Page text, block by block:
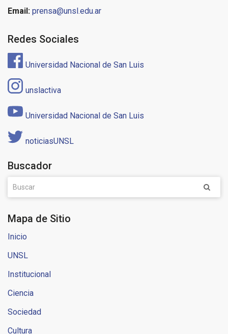
Email: prensa@unsl.edu.ar
Redes Sociales
Universidad Nacional de San Luis
unslactiva
Universidad Nacional de San Luis
noticiasUNSL
Buscador
Mapa de Sitio
Inicio
UNSL
Institucional
Ciencia
Sociedad
Cultura